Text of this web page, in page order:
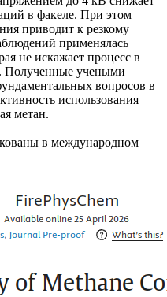
в факеле. При этом
приводит к резкому
применялась
не искажает процесс в
Полученные учеными
вопросов в
использования
метан.
в международном